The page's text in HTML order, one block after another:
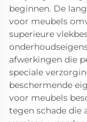
beginnen. De
voor meubels
superieure
afwerkingen die
speciale
beschermende
voor meubels
tegen schade die